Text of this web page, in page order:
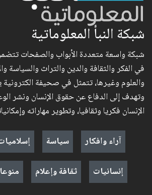
شبكة النبأ المعلوماتية
شبكة واسعة متعددة الأبواب والصفحات
في الفكر والثقافة والدين والتراث والسياسة
والعلوم وغيرها، تتمثل في صحيفة
وتهدف إلى الدفاع عن حقوق الإنسان ونشر
الإنسان فكريا وثقافيا، وتطوير مهاراته
آراء وافكار
سياسة
إنسانيات
ثقافة وإعلام